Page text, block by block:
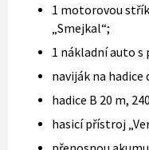
1 motorovou
„Smejkal“;
1 nákladní auto
naviják na hadice
hadice B 20 m,
hasicí přístroj